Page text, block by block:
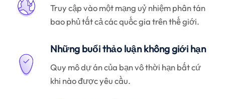
Truy cập vào một mạng uỷ nhiệm phân tán
bao phủ tất cả các quốc gia trên thế giới.
Những buổi thảo luận không giới hạn
Quy mô dự án của bạn vô thời hạn bất cứ
khi nào được yêu cầu.